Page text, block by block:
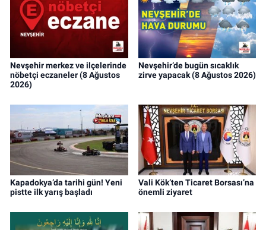
Nevşehir merkez ve ilçelerinde
nöbetçi eczaneler (8 Ağustos
2026)
Nevşehir’de bugün sıcaklık
zirve yapacak (8 Ağustos 2026)
Kapadokya’da tarihi gün! Yeni
pistte ilk yarış başladı
Vali Kök’ten Ticaret Borsası’na
önemli ziyaret